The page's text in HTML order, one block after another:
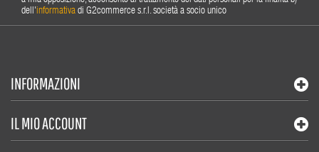
dell'informativa di G2commerce s.r.l. società a socio unico
INFORMAZIONI
IL MIO ACCOUNT